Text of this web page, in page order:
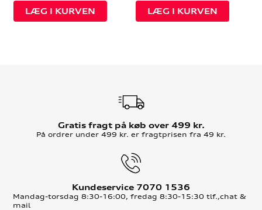
Gratis fragt på køb over 499 kr.
På ordrer under 499 kr. er fragtprisen fra 49 kr.
Kundeservice 7070 1536
Mandag-torsdag 8:30-16:00, fredag 8:30-15:30 tlf.,chat &
mail